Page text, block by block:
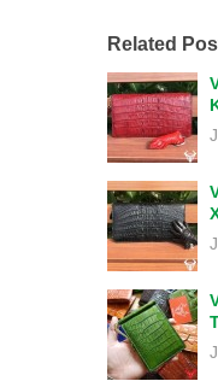
Related